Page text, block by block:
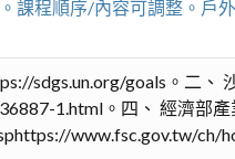
課程順序/內容可調整。戶
sdgs.un.org/goals。二
1.html。四、 經濟部
www.fsc.gov.tw/ch/